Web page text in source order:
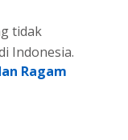
tidak
Indonesia.
Ragam